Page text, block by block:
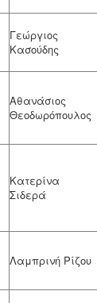
Γεώργιος
Κασούδης
Αθανάσιος
Θεοδωρόπουλος
Κατερίνα
Σιδερά
Λαμπρινή Ρίζου